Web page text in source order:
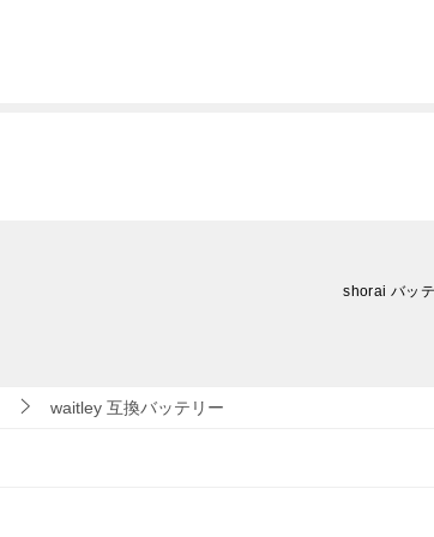
shorai バッ
waitley 互換バッテリー